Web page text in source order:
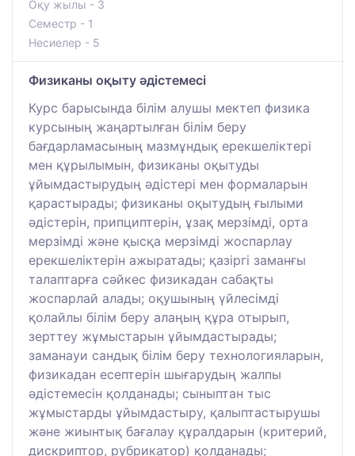
Оқу жылы - 3
Семестр - 1
Несиелер - 5
Физиканы оқыту әдістемесі
Курс барысында білім алушы мектеп физика
курсының жаңартылған білім беру
бағдарламасының мазмұндық ерекшеліктері
мен құрылымын, физиканы оқытуды
ұйымдастырудың әдістері мен формаларын
қарастырады; физиканы оқытудың ғылыми
әдістерін, припциптерін, ұзақ мерзімді, орта
мерзімді және қысқа мерзімді жоспарлау
ерекшеліктерін ажыратады; қазіргі заманғы
талаптарға сәйкес физикадан сабақты
жоспарлай алады; оқушының үйлесімді
қолайлы білім беру алаңың құра отырып,
зерттеу жұмыстарын ұйымдастырады;
заманауи сандық білім беру технологияларын,
физикадан есептерін шығарудың жалпы
әдістемесін қолданады; сыныптан тыс
жұмыстарды ұйымдастыру, қалыптастырушы
және жиынтық бағалау құралдарын (критерий,
дискриптор, рубрикатор) қолданады;